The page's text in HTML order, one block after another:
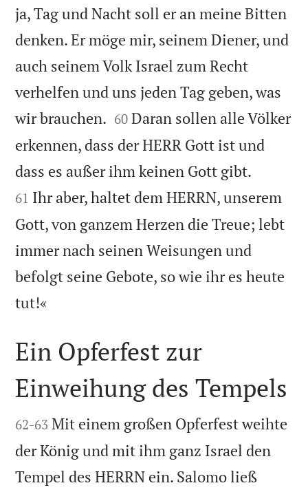
ja, Tag und Nacht soll er an meine Bitten
denken. Er möge mir, seinem Diener, und
auch seinem Volk Israel zum Recht
verhelfen und uns jeden Tag geben, was
wir brauchen. 

60 Daran sollen alle Völker
erkennen, dass der HERR Gott ist und
dass es außer ihm keinen Gott gibt.
61 Ihr aber, haltet dem HERRN, unserem
Gott, von ganzem Herzen die Treue; lebt
immer nach seinen Weisungen und
befolgt seine Gebote, so wie ihr es heute
tut!«

Ein Opferfest zur
Einweihung des Tempels

62-63 Mit einem großen Opferfest weihte
der König und mit ihm ganz Israel den
Tempel des HERRN ein. Salomo ließ